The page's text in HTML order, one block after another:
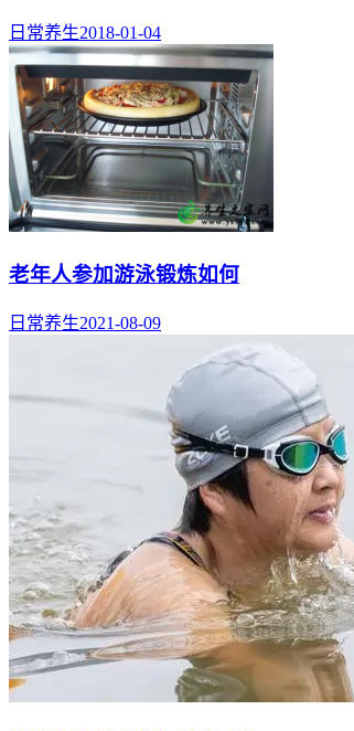
日常养生2018-01-04
老年人参加游泳锻炼如何
日常养生2021-08-09